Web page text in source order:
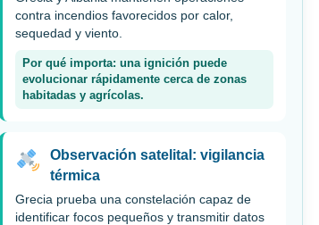
contra incendios favorecidos por calor,
sequedad y viento.
Por qué importa: una ignición puede
evolucionar rápidamente cerca de zonas
habitadas y agrícolas.
Observación satelital: vigilancia
térmica
Grecia prueba una constelación capaz de
identificar focos pequeños y transmitir datos